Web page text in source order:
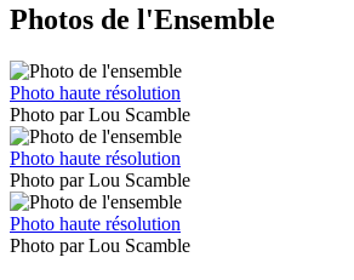
Photos de l'Ensemble
Photo haute résolution
Photo par Lou Scamble
Photo haute résolution
Photo par Lou Scamble
Photo haute résolution
Photo par Lou Scamble